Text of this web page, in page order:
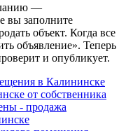
—
вы заполните
объект. Когда все
объявление». Теперь
и опубликует.
в Калининске
от собственника
- продажа